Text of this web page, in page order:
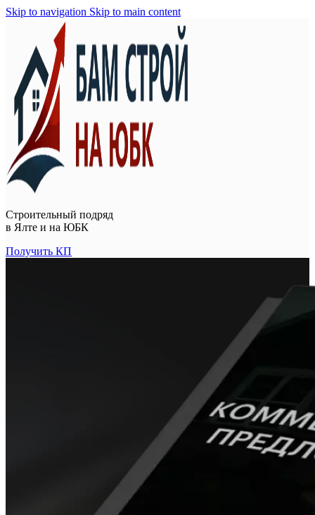
Skip to navigation Skip to main content
Строительный подряд
в Ялте и на ЮБК
Получить КП